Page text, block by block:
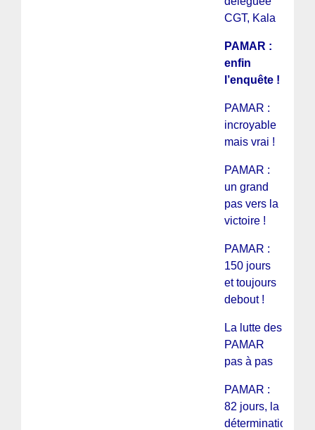
CGT, Kala
PAMAR :
enfin
l’enquête !
PAMAR :
incroyable
mais vrai !
PAMAR :
un grand
pas vers la
victoire !
PAMAR :
150 jours
et toujours
debout !
La lutte des
PAMAR
pas à pas
PAMAR :
82 jours, la
détermination